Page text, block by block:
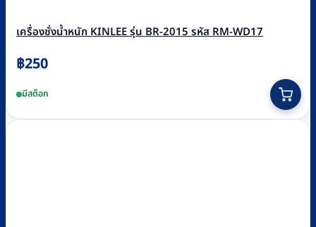
เครื่องชั่งน้ำหนัก KINLEE รุ่น BR-2015 รหัส RM-WD17
฿250
มีสต็อก